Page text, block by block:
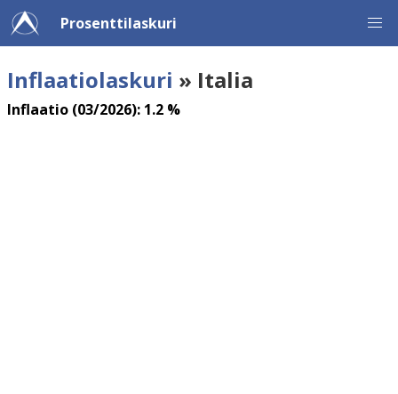
Prosenttilaskuri
Inflaatiolaskuri » Italia
Inflaatio (03/2026): 1.2 %